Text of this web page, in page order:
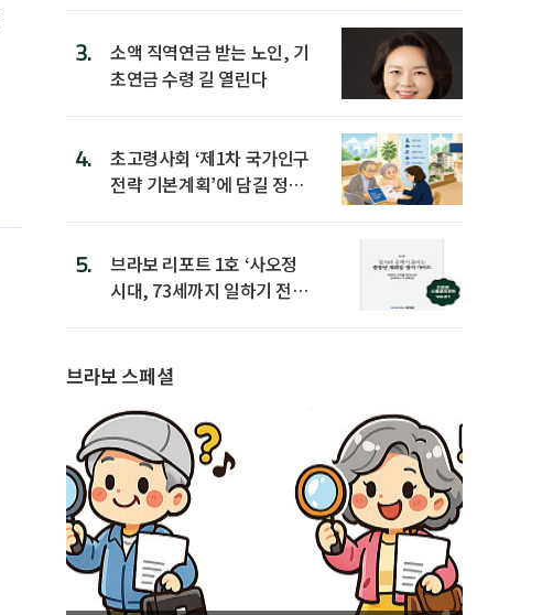
3.
소액 직역연금 받는 노인, 기
초연금 수령 길 열린다
4.
초고령사회 ‘제1차 국가인구
전략 기본계획’에 담길 정책
5.
브라보 리포트 1호 ‘사오정
시대, 73세까지 일하기 전략’
브라보 스페셜